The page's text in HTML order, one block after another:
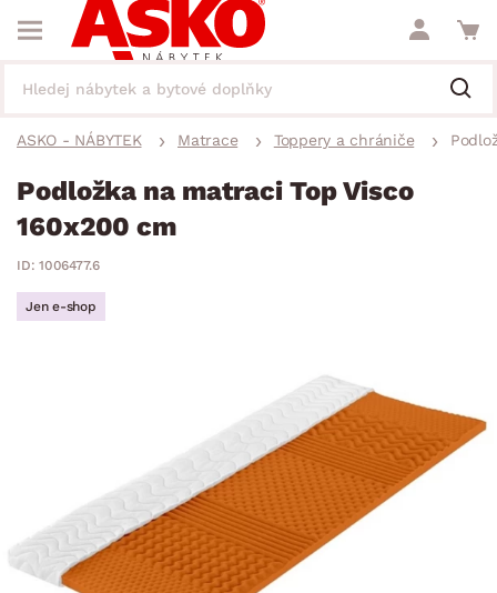
ASKO - NÁBYTEK Matrace Toppery a chrániče
Podložka na matraci Top Visco
160x200 cm
ID: 1006477.6
Jen e-shop